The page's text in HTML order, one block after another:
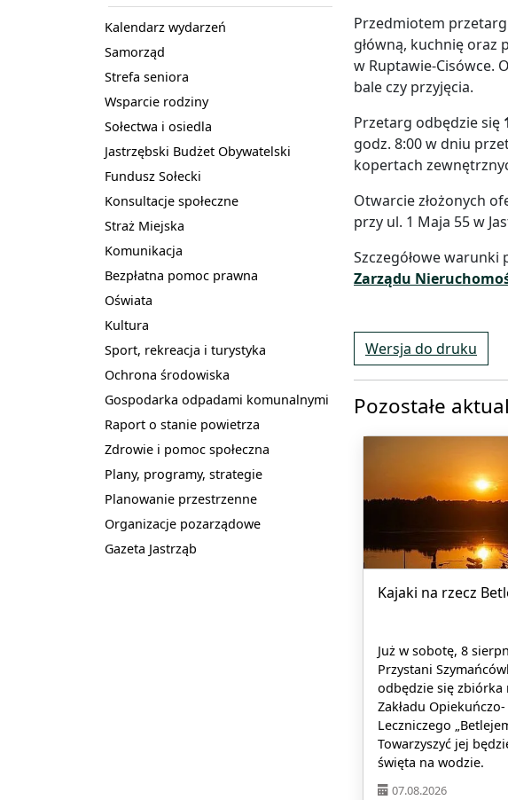
Kalendarz wydarzeń
Samorząd
Strefa seniora
Wsparcie rodziny
Sołectwa i osiedla
Jastrzębski Budżet Obywatelski
Fundusz Sołecki
Konsultacje społeczne
Straż Miejska
Komunikacja
Bezpłatna pomoc prawna
Oświata
Kultura
Sport, rekreacja i turystyka
Ochrona środowiska
Gospodarka odpadami komunalnymi
Raport o stanie powietrza
Zdrowie i pomoc społeczna
Plany, programy, strategie
Planowanie przestrzenne
Organizacje pozarządowe
Gazeta Jastrząb
Przedmiotem
główną, kuchnię oraz
w Ruptawie-Cisówce.
bale czy przyjęcia.
Przetarg odbędzie się
godz. 8:00 w dniu
kopertach
Otwarcie złożonych
przy ul. 1 Maja 55 w
Szczegółowe
Zarządu
Wersja do druku
Pozostałe
Kajaki na rzecz
Już w sobotę, 8
Przystani
odbędzie się zbiórka
Zakładu Opiekuńczo-
Leczniczego
Towarzyszyć jej
święta na wodzie.
07.08.2026